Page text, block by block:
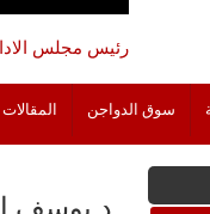
رئيس مجلس
سوق الدواجن المقالات